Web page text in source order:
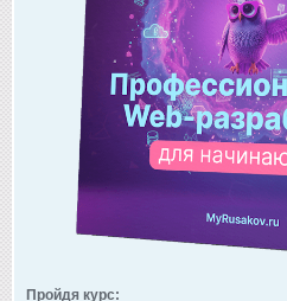
Пройдя курс: